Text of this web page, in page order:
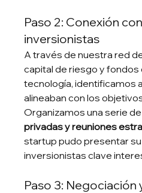
Paso 2: Conexión
inversionistas
A través de nuestra red
capital de riesgo y fondos
tecnología, identificamos
alineaban con los
Organizamos una serie
privadas y reuniones
startup pudo presentar
inversionistas clave
Paso 3: Negociación